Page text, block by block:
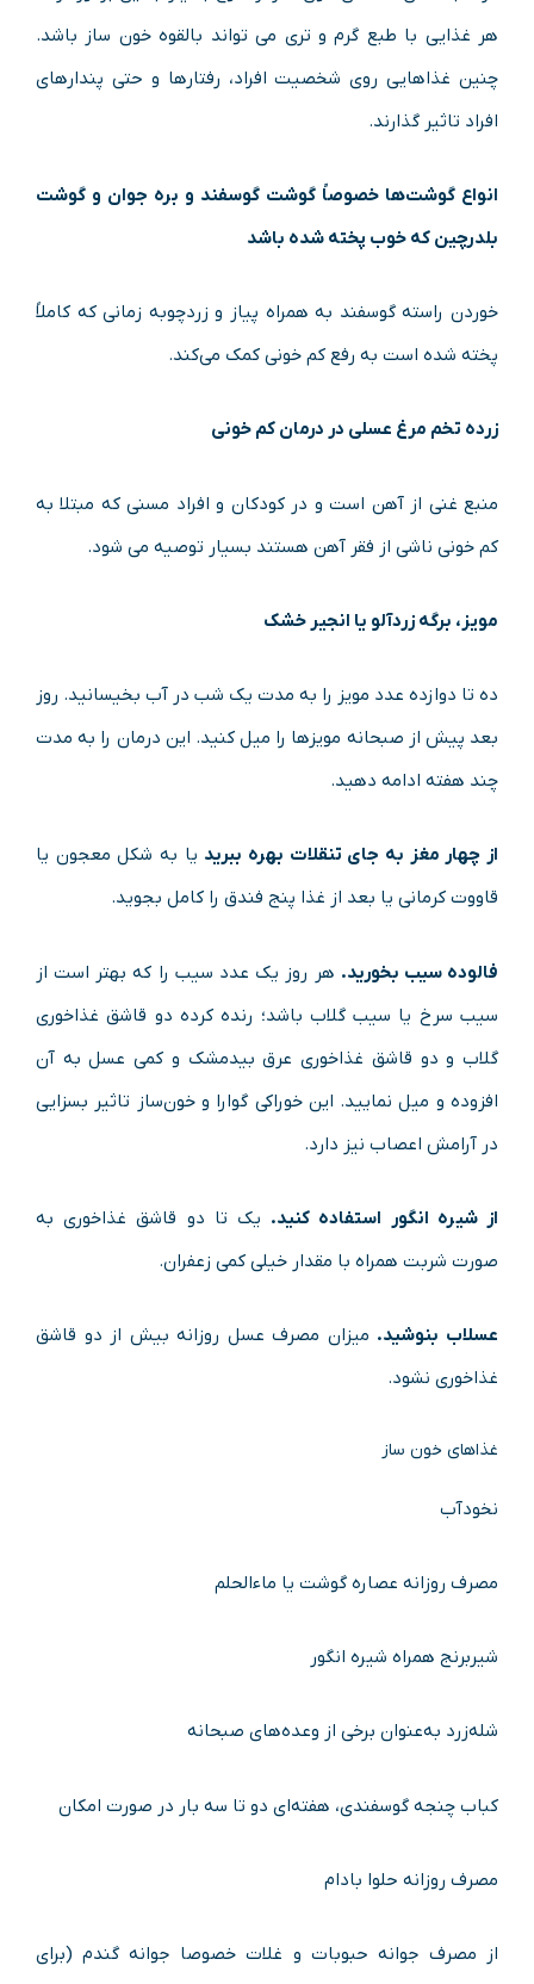
هر غذایی با طبع گرم و تری می ‌تواند بالقوه خون ‌ساز باشد.
چنین غذاهایی روی شخصیت افراد، رفتارها و حتی پندارهای
افراد تاثیر گذارند.
انواع گوشت‌ها خصوصاً گوشت گوسفند و بره جوان و گوشت
بلدرچین که خوب پخته ‌شده باشد
خوردن راسته گوسفند به‌ همراه پیاز و زردچوبه زمانی‌ که کاملاً
پخته شده ‌است به رفع کم‌ خونی کمک می‌کند.
زرده تخم‌ مرغ عسلی در درمان کم خونی
منبع غنی از آهن است و در کودکان و افراد مسنی که مبتلا به
کم‌ خونی ناشی از فقر آهن هستند بسیار توصیه می ‌شود.
مویز، برگه زردآلو یا انجیر خشک
ده تا دوازده عدد مویز را به مدت یک شب در آب بخیسانید. روز
بعد پیش ‌از صبحانه مویزها را میل کنید. این درمان را به مدت
چند هفته ادامه دهید.
از چهار مغز به‌ جای تنقلات بهره ببرید یا به شکل معجون یا
قاووت کرمانی یا بعد از غذا پنج فندق را کامل بجوید.
فالوده سیب بخورید. هر روز یک عدد سیب را که بهتر است از
سیب سرخ یا سیب گلاب باشد؛ رنده کرده دو قاشق غذاخوری
گلاب و دو قاشق غذاخوری عرق بیدمشک و کمی عسل به آن
افزوده و میل نمایید. این خوراکی گوارا و خون‌ساز تاثیر بسزایی
در آرامش اعصاب نیز دارد.
از شیره انگور استفاده کنید. یک تا دو قاشق غذاخوری به
‌صورت شربت همراه با مقدار خیلی کمی زعفران.
عسلاب بنوشید. میزان مصرف عسل روزانه بیش‌ از دو قاشق
غذاخوری نشود.
غذاهای خون ‌ساز
نخودآب
مصرف روزانه عصاره گوشت یا ماءالحلم
شیربرنج همراه شیره انگور
شله‌زرد به‌عنوان برخی از وعده‌های صبحانه
کباب چنجه گوسفندی، هفته‌ای دو تا سه بار در صورت امکان
مصرف روزانه حلوا بادام
از مصرف جوانه حبوبات و غلات خصوصا جوانه گندم (برای